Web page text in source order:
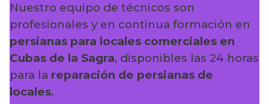
Nuestro equipo de técnicos son
profesionales y en continua formación en
persianas para locales comerciales en
Cubas de la Sagra, disponibles las 24 horas
para la reparación de persianas de
locales.